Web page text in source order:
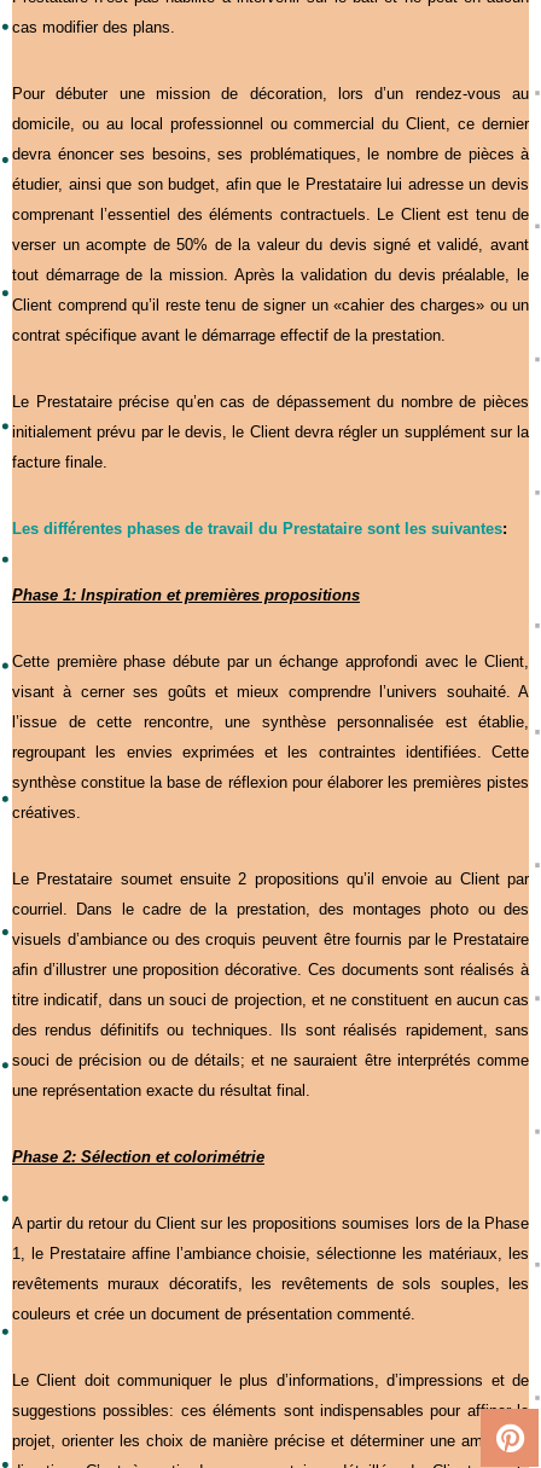
cas modifier des plans.
Pour débuter une mission de décoration, lors d’un rendez-vous au
domicile, ou au local professionnel ou commercial du Client, ce dernier
devra énoncer ses besoins, ses problématiques, le nombre de pièces à
étudier, ainsi que son budget, afin que le Prestataire lui adresse un devis
comprenant l’essentiel des éléments contractuels. Le Client est tenu de
verser un acompte de 50% de la valeur du devis signé et validé, avant
tout démarrage de la mission. Après la validation du devis préalable, le
Client comprend qu’il reste tenu de signer un «cahier des charges» ou un
contrat spécifique avant le démarrage effectif de la prestation.
Le Prestataire précise qu’en cas de dépassement du nombre de pièces
initialement prévu par le devis, le Client devra régler un supplément sur la
facture finale.
Les différentes phases de travail du Prestataire sont les suivantes:
Phase 1: Inspiration et premières propositions
Cette première phase débute par un échange approfondi avec le Client,
visant à cerner ses goûts et mieux comprendre l’univers souhaité. A
l’issue de cette rencontre, une synthèse personnalisée est établie,
regroupant les envies exprimées et les contraintes identifiées. Cette
synthèse constitue la base de réflexion pour élaborer les premières pistes
créatives.
Le Prestataire soumet ensuite 2 propositions qu’il envoie au Client par
courriel. Dans le cadre de la prestation, des montages photo ou des
visuels d’ambiance ou des croquis peuvent être fournis par le Prestataire
afin d’illustrer une proposition décorative. Ces documents sont réalisés à
titre indicatif, dans un souci de projection, et ne constituent en aucun cas
des rendus définitifs ou techniques. Ils sont réalisés rapidement, sans
souci de précision ou de détails; et ne sauraient être interprétés comme
une représentation exacte du résultat final.
Phase 2: Sélection et colorimétrie
A partir du retour du Client sur les propositions soumises lors de la Phase
1, le Prestataire affine l’ambiance choisie, sélectionne les matériaux, les
revêtements muraux décoratifs, les revêtements de sols souples, les
couleurs et crée un document de présentation commenté.
Le Client doit communiquer le plus d’informations, d’impressions et de
suggestions possibles: ces éléments sont indispensables pour affiner le
projet, orienter les choix de manière précise et déterminer une ambiance